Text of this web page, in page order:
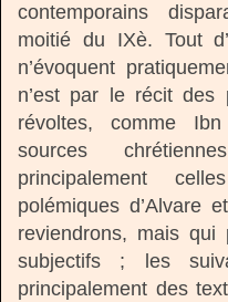
contemporains
moitié du IXè. Tout
n’évoquent
n’est par le récit des
révoltes, comme
sources
principalement
polémiques d’Alvare
reviendrons, mais
subjectifs ; les
principalement des